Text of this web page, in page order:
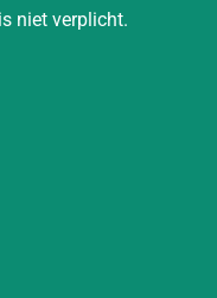
niet verplicht.